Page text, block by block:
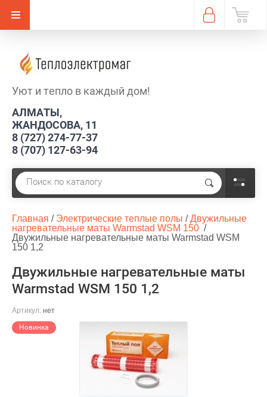
Уют и тепло в каждый дом!
АЛМАТЫ,
ЖАНДОСОВА, 11
8 (727) 274-77-37
8 (707) 127-63-94
Главная / Электрические теплые полы / Двужильные
нагревательные маты Warmstad WSM 150
/
Двужильные нагревательные маты Warmstad WSM
150 1,2
Двужильные нагревательные маты
Warmstad WSM 150 1,2
Артикул: нет
Новинка